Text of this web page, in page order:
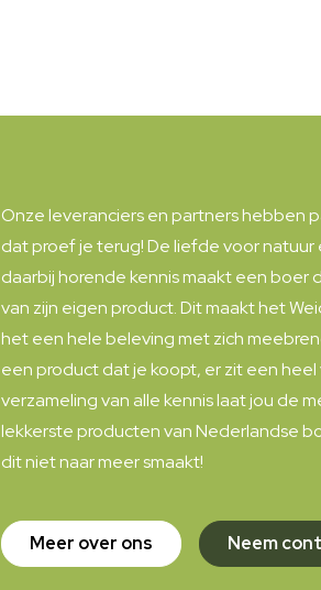
Onze leveranciers en partners hebben
dat proef je terug! De liefde voor natuur
daarbij horende kennis maakt een
van zijn eigen product. Dit maakt het
het een hele beleving met zich
een product dat je koopt, er zit een heel
verzameling van alle kennis laat jou de
lekkerste producten van Nederlandse
dit niet naar meer smaakt!
Meer over ons Neem